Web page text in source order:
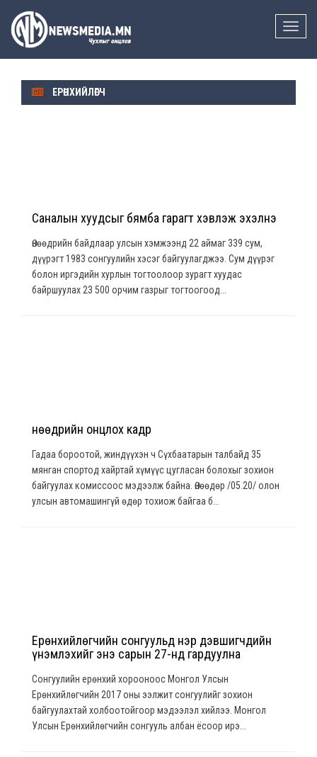
Toggle
ЕРӨНХИЙЛӨГЧ
Саналын хуудсыг бямба гарагт хэвлэж эхэлнэ
Өнөөдрийн байдлаар улсын хэмжээнд 22 аймаг 339 сум,
дүүрэгт 1983 сонгуулийн хэсэг байгуулагджээ. Сум дүүрэг
болон иргэдийн хурлын тогтоолоор зурагт хуудас
байршуулах 23 500 орчим газрыг тогтоогоод...
Өнөөдрийн онцлох кадр
Гадаа бороотой, жиндүүхэн ч Сүхбаатарын талбайд 35
мянган спортод хайртай хүмүүс цугласан болохыг зохион
байгуулах комиссоос мэдээлж байна. Өнөөдөр /05.20/ олон
улсын автомашингүй өдөр тохиож байгаа б...
Ерөнхийлөгчийн сонгуульд нэр дэвшигчдийн
үнэмлэхийг энэ сарын 27-нд гардуулна
Сонгуулийн ерөнхий хорооноос Монгол Улсын
Ерөнхийлөгчийн 2017 оны ээлжит сонгуулийг зохион
байгуулахтай холбоотойгоор мэдээлэл хийлээ. Монгол
Улсын Ерөнхийлөгчийн сонгууль албан ёсоор ирэ...